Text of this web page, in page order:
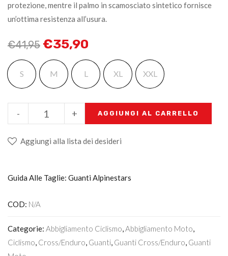
protezione, mentre il palmo in scamosciato sintetico fornisce
un’ottima resistenza all’usura.
€41,95 €35,90
S M L XL XXL
+
- AGGIUNGI AL CARRELLO
Aggiungi alla lista dei desideri
Guida Alle Taglie: Guanti Alpinestars
COD: N/A
Categorie: Abbigliamento Ciclismo,Abbigliamento Moto,
Ciclismo, Cross/Enduro, Guanti, Guanti Cross/enduro, Guanti